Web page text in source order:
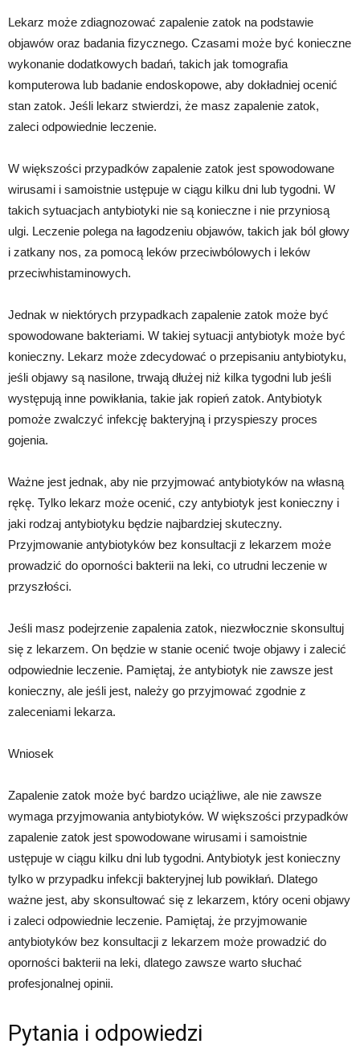
Lekarz może zdiagnozować zapalenie zatok na podstawie
objawów oraz badania fizycznego. Czasami może być konieczne
wykonanie dodatkowych badań, takich jak tomografia
komputerowa lub badanie endoskopowe, aby dokładniej ocenić
stan zatok. Jeśli lekarz stwierdzi, że masz zapalenie zatok,
zaleci odpowiednie leczenie.
W większości przypadków zapalenie zatok jest spowodowane
wirusami i samoistnie ustępuje w ciągu kilku dni lub tygodni. W
takich sytuacjach antybiotyki nie są konieczne i nie przyniosą
ulgi. Leczenie polega na łagodzeniu objawów, takich jak ból głowy
i zatkany nos, za pomocą leków przeciwbólowych i leków
przeciwhistaminowych.
Jednak w niektórych przypadkach zapalenie zatok może być
spowodowane bakteriami. W takiej sytuacji antybiotyk może być
konieczny. Lekarz może zdecydować o przepisaniu antybiotyku,
jeśli objawy są nasilone, trwają dłużej niż kilka tygodni lub jeśli
występują inne powikłania, takie jak ropień zatok. Antybiotyk
pomoże zwalczyć infekcję bakteryjną i przyspieszy proces
gojenia.
Ważne jest jednak, aby nie przyjmować antybiotyków na własną
rękę. Tylko lekarz może ocenić, czy antybiotyk jest konieczny i
jaki rodzaj antybiotyku będzie najbardziej skuteczny.
Przyjmowanie antybiotyków bez konsultacji z lekarzem może
prowadzić do oporności bakterii na leki, co utrudni leczenie w
przyszłości.
Jeśli masz podejrzenie zapalenia zatok, niezwłocznie skonsultuj
się z lekarzem. On będzie w stanie ocenić twoje objawy i zalecić
odpowiednie leczenie. Pamiętaj, że antybiotyk nie zawsze jest
konieczny, ale jeśli jest, należy go przyjmować zgodnie z
zaleceniami lekarza.
Wniosek
Zapalenie zatok może być bardzo uciążliwe, ale nie zawsze
wymaga przyjmowania antybiotyków. W większości przypadków
zapalenie zatok jest spowodowane wirusami i samoistnie
ustępuje w ciągu kilku dni lub tygodni. Antybiotyk jest konieczny
tylko w przypadku infekcji bakteryjnej lub powikłań. Dlatego
ważne jest, aby skonsultować się z lekarzem, który oceni objawy
i zaleci odpowiednie leczenie. Pamiętaj, że przyjmowanie
antybiotyków bez konsultacji z lekarzem może prowadzić do
oporności bakterii na leki, dlatego zawsze warto słuchać
profesjonalnej opinii.
Pytania i odpowiedzi